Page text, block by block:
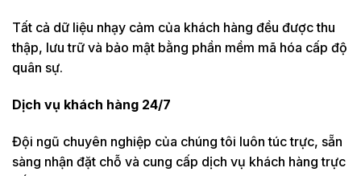
Tất cả dữ liệu nhạy cảm của khách hàng đều được thu
thập, lưu trữ và bảo mật bằng phần mềm mã hóa cấp độ
quân sự.
Dịch vụ khách hàng 24/7
Đội ngũ chuyên nghiệp của chúng tôi luôn túc trực, sẵn
sàng nhận đặt chỗ và cung cấp dịch vụ khách hàng trực